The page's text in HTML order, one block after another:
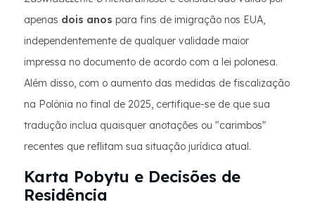
apenas dois anos para fins de imigração nos EUA,
independentemente de qualquer validade maior
impressa no documento de acordo com a lei polonesa.
Além disso, com o aumento das medidas de fiscalização
na Polônia no final de 2025, certifique-se de que sua
tradução inclua quaisquer anotações ou "carimbos"
recentes que reflitam sua situação jurídica atual.
Karta Pobytu e Decisões de
Residência